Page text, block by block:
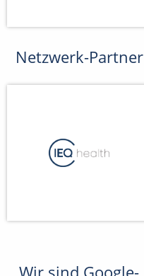
Netzwerk-Partner
Wir sind Google-